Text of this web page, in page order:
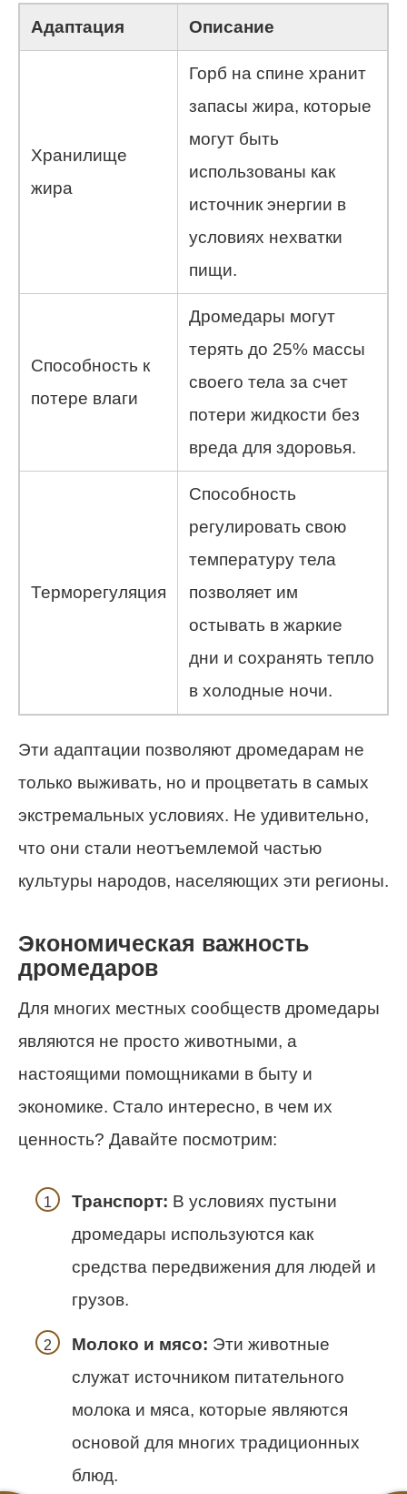
Адаптация Описание
Хранилище
жира
Горб на спине хранит
запасы жира, которые
могут быть
использованы как
источник энергии в
условиях нехватки
пищи.
Способность к
потере влаги
Дромедары могут
терять до 25% массы
своего тела за счет
потери жидкости без
вреда для здоровья.
Терморегуляция
Способность
регулировать свою
температуру тела
позволяет им
остывать в жаркие
дни и сохранять тепло
в холодные ночи.
Эти адаптации позволяют дромедарам не
только выживать, но и процветать в самых
экстремальных условиях. Не удивительно,
что они стали неотъемлемой частью
культуры народов, населяющих эти регионы.
Экономическая важность
дромедаров
Для многих местных сообществ дромедары
являются не просто животными, а
настоящими помощниками в быту и
экономике. Стало интересно, в чем их
ценность? Давайте посмотрим:
Транспорт: В условиях пустыни
дромедары используются как
средства передвижения для людей и
грузов.
Молоко и мясо: Эти животные
служат источником питательного
молока и мяса, которые являются
основой для многих традиционных
блюд.